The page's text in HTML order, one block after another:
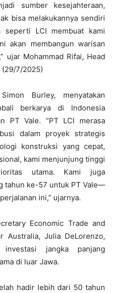
sumber kesejahteraan,
bisa melakukannya sendiri
LCI membuat kami
akan membangun warisan
ujar Mohammad Rifai, Head
(29/7/2025)
Burley, menyatakan
berkarya di Indonesia
PT Vale. “PT LCI merasa
dalam proyek strategis
konstruksi yang cepat,
kami menjunjung tinggi
utama. Kami juga
tahun ke-57 untuk PT Vale—
ini,” ujarnya.
Economic Trade and
Australia, Julia DeLorenzo,
investasi jangka panjang
di luar Jawa.
hadir lebih dari 50 tahun